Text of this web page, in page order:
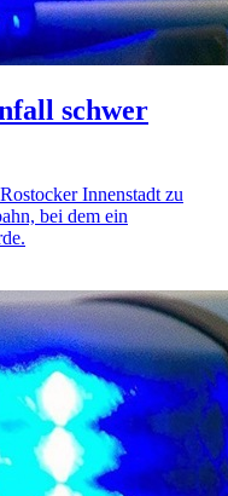
schwer
Innenstadt zu
bei dem ein